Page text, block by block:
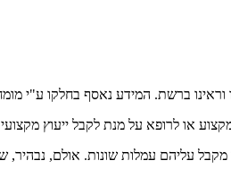
ברשת. המידע נאסף בחלקו ע"י
או לרופא על מנת לקבל ייעוץ
מקבל עליהם עמלות שונות. אולם,